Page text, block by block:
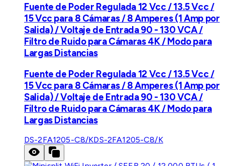
Fuente de Poder Regulada 12 Vcc / 13.5 Vcc /
15 Vcc para 8 Cámaras / 8 Amperes (1 Amp por
Salida) / Voltaje de Entrada 90 - 130 VCA /
Filtro de Ruido para Cámaras 4K / Modo para
Largas Distancias
Fuente de Poder Regulada 12 Vcc / 13.5 Vcc /
15 Vcc para 8 Cámaras / 8 Amperes (1 Amp por
Salida) / Voltaje de Entrada 90 - 130 VCA /
Filtro de Ruido para Cámaras 4K / Modo para
Largas Distancias
DS-2FA1205-C8/KDS-2FA1205-C8/K